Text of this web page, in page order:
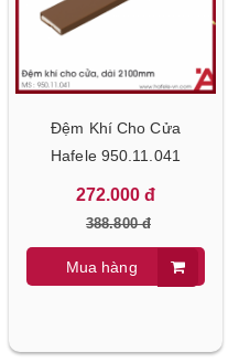
Đệm Khí Cho Cửa
Hafele 950.11.041
272.000 đ
388.800 đ
Mua hàng